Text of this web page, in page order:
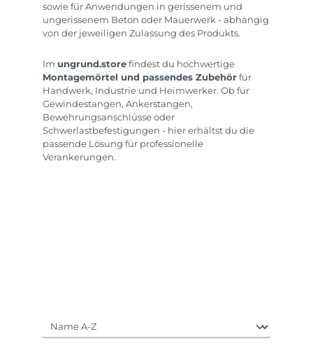
sowie für Anwendungen in gerissenem und
ungerissenem Beton oder Mauerwerk - abhängig
von der jeweiligen Zulassung des Produkts.
Im ungrund.store findest du hochwertige
Montagemörtel und passendes Zubehör für
Handwerk, Industrie und Heimwerker. Ob für
Gewindestangen, Ankerstangen,
Bewehrungsanschlüsse oder
Schwerlastbefestigungen - hier erhältst du die
passende Lösung für professionelle
Verankerungen.